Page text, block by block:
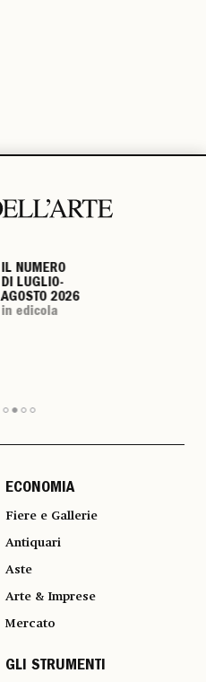
IL NUMERO
DI LUGLIO-
AGOSTO 2026
in edicola
IL NUMERO
DI LUGLIO-
AGOSTO 2026
in edicola
IL NUMERO
DI LUGLIO-
AGOSTO 2026
in edicola
IL NUMERO
DI LUGLIO-
AGOSTO 2026
in edicola
ECONOMIA
Fiere e Gallerie
Antiquari
Aste
Arte & Imprese
Mercato
GLI STRUMENTI